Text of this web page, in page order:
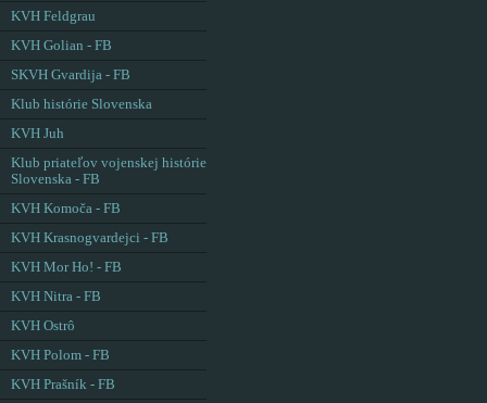
KVH Feldgrau
KVH Golian - FB
SKVH Gvardija - FB
Klub histórie Slovenska
KVH Juh
Klub priateľov vojenskej histórie
Slovenska - FB
KVH Komoča - FB
KVH Krasnogvardejci - FB
KVH Mor Ho! - FB
KVH Nitra - FB
KVH Ostrô
KVH Polom - FB
KVH Prašník - FB